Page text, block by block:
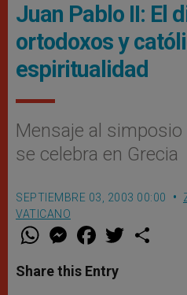
Juan Pablo II: El
ortodoxos y
espiritualidad
Mensaje al
se celebra en Grecia
SEPTIEMBRE 03, 2003 00:00
VATICANO
W
t
s
M
e
s
e
F
a
e
b
w
Share this Entry